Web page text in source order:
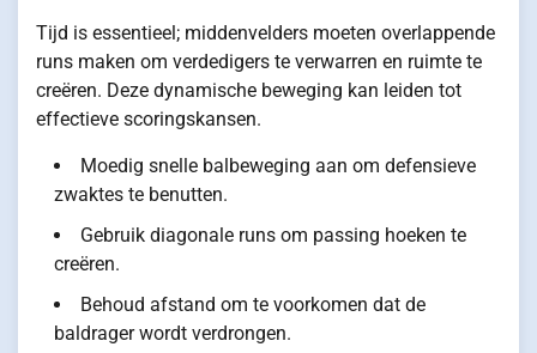
Tijd is essentieel; middenvelders moeten overlappende
runs maken om verdedigers te verwarren en ruimte te
creëren. Deze dynamische beweging kan leiden tot
effectieve scoringskansen.
Moedig snelle balbeweging aan om defensieve
zwaktes te benutten.
Gebruik diagonale runs om passing hoeken te
creëren.
Behoud afstand om te voorkomen dat de
baldrager wordt verdrongen.